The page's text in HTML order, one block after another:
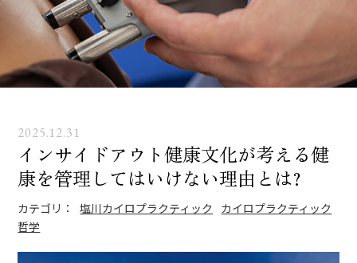
2025.12.31
インサイドアウト健康文化が考える健
康を管理してはいけない理由とは?
カテゴリ： 塩川カイロプラクティック
カイロプラクティック
哲学